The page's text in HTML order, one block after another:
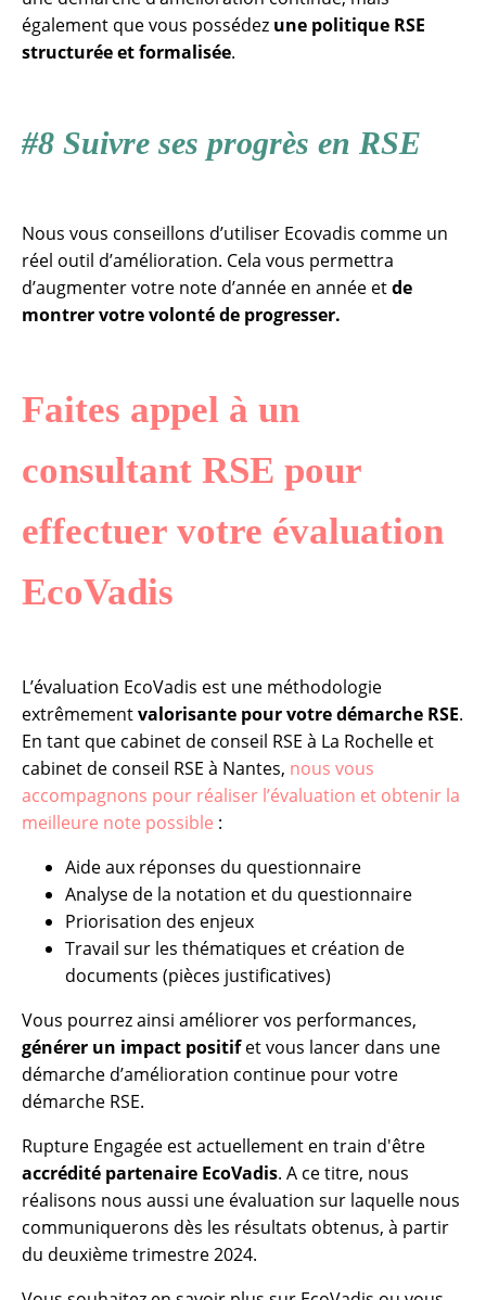
également que vous possédez une politique RSE
structurée et formalisée.
#8 Suivre ses progrès en RSE
Nous vous conseillons d’utiliser Ecovadis comme un
réel outil d’amélioration. Cela vous permettra
d’augmenter votre note d’année en année etde
montrer votre volonté de progresser.
Faites appel à un
consultant RSE pour
effectuer votre évaluation
EcoVadis
L’évaluation EcoVadis est une méthodologie
extrêmementvalorisante pour votre démarche RSE.
En tant que cabinet de conseil RSE à La Rochelle et
cabinet de conseil RSE à Nantes, nous vous
accompagnons pour réaliser l’évaluation et obtenir la
meilleure note possible :
Aide aux réponses du questionnaire
Analyse de la notation et du questionnaire
Priorisation des enjeux
Travail sur les thématiques et création de
documents (pièces justificatives)
Vous pourrez ainsi améliorer vos performances,
générer un impact positifet vous lancer dans une
démarche d’amélioration continue pour votre
démarche RSE.
Rupture Engagée est actuellement en train d'être
accrédité partenaire EcoVadis. A ce titre, nous
réalisons nous aussi une évaluation sur laquelle nous
communiquerons dès les résultats obtenus, à partir
du deuxième trimestre 2024.